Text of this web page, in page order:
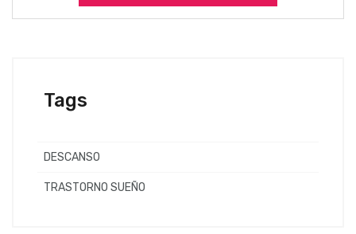
Tags
DESCANSO
TRASTORNO SUEÑO